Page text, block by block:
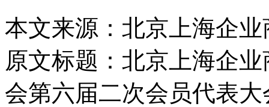
本文来源：北京上海企业
原文标题： 北京上海企
会第六届二次会员代表